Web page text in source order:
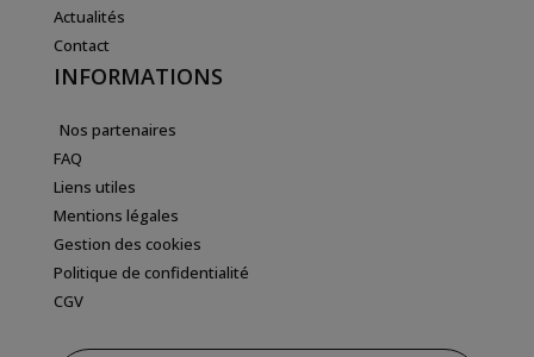
Actualités
Contact
INFORMATIONS
Nos partenaires
FAQ
Liens utiles
Mentions légales
Gestion des cookies
Politique de confidentialité
CGV